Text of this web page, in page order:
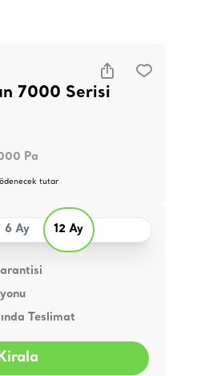
7000 Serisi
Pa
tutar
6 Ay 12 Ay
Teslimat